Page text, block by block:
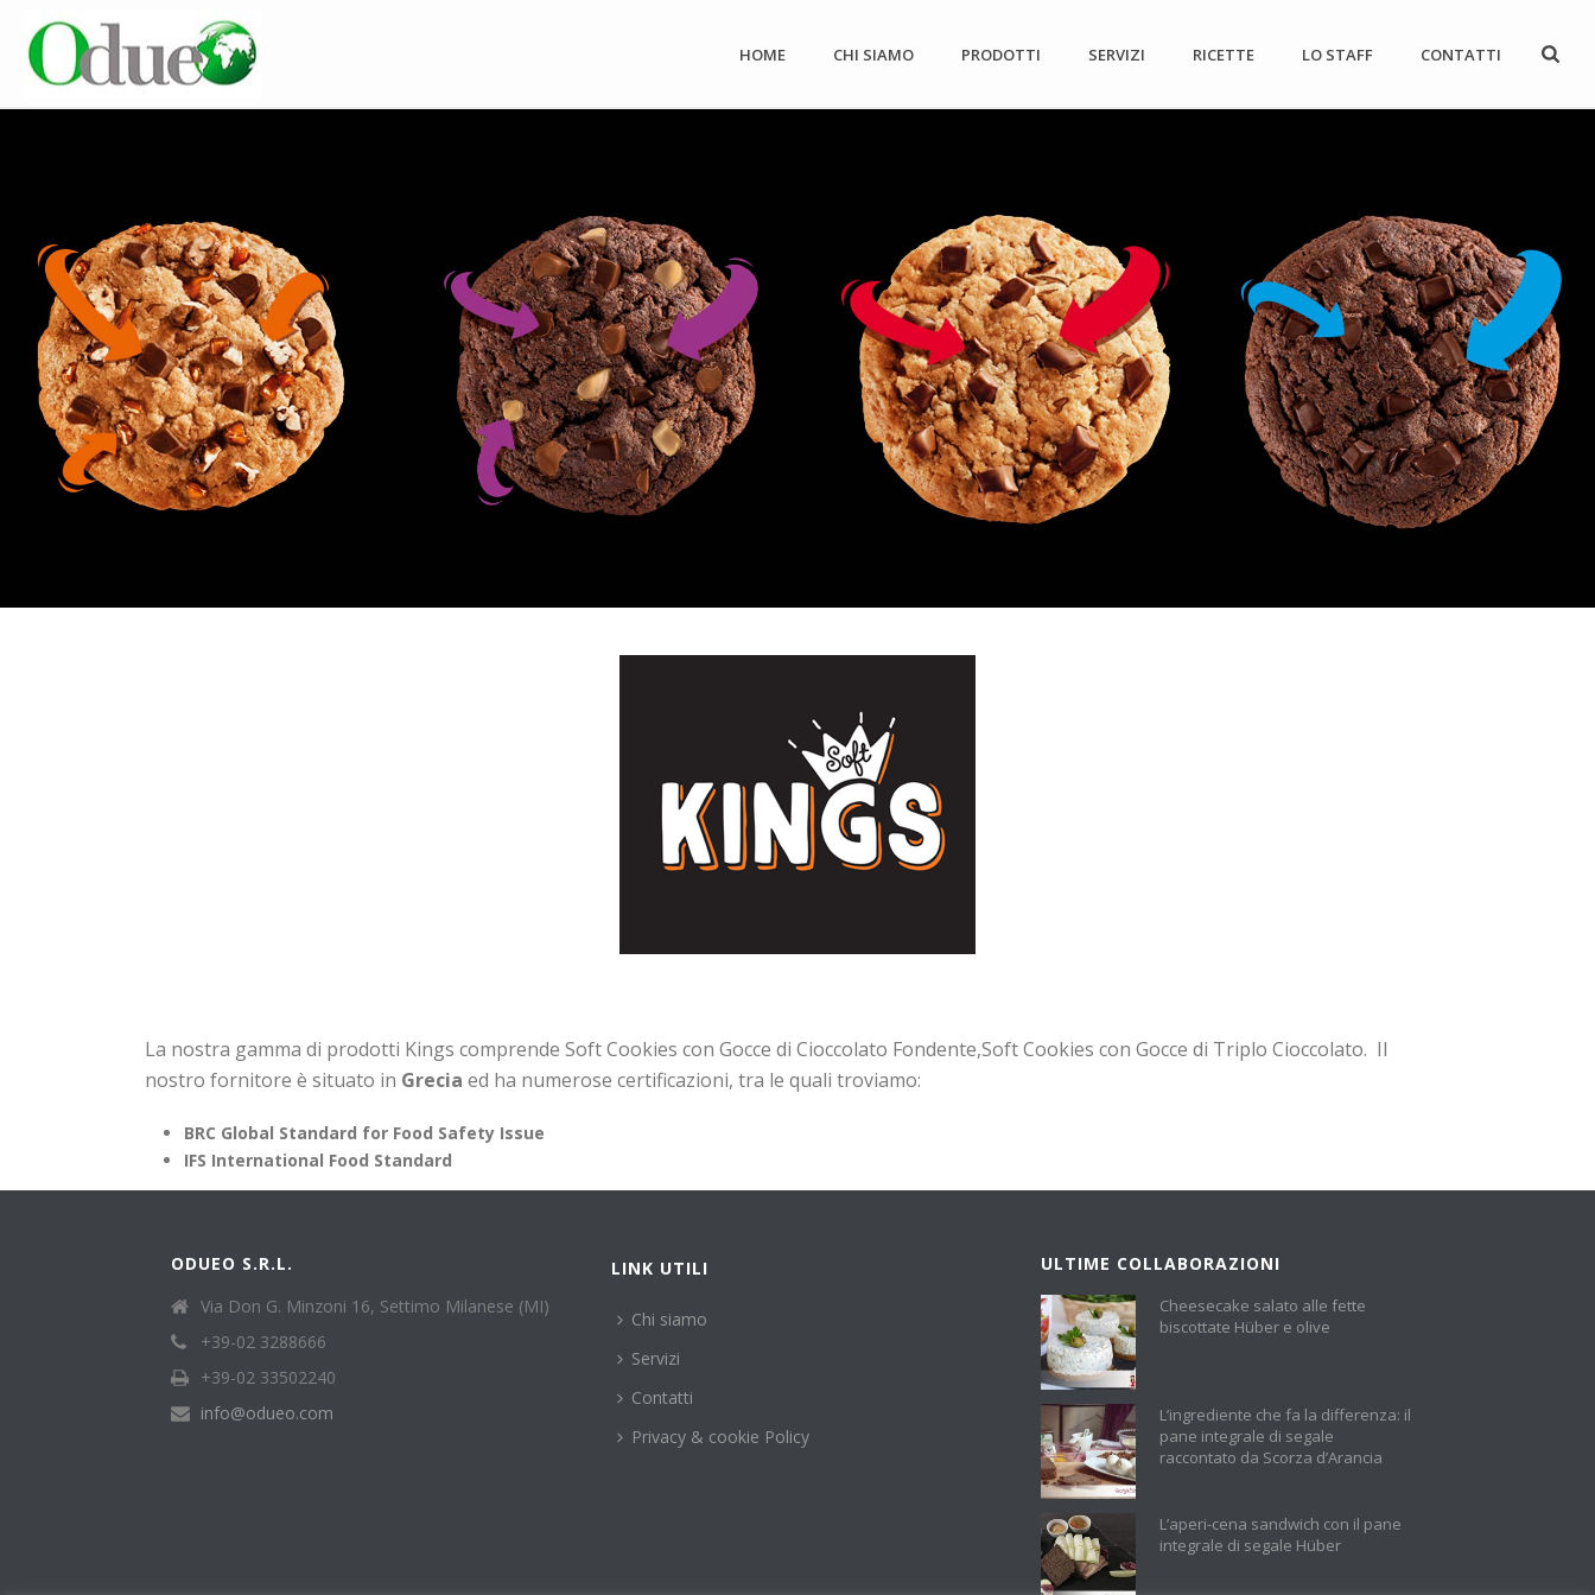
HOME CHI SIAMO PRODOTTI SERVIZI RICETTE LO STAFF CONTATTI
La nostra gamma di prodotti Kings comprende Soft Cookies con Gocce di Cioccolato Fondente,Soft Cookies con Gocce di Triplo Cioccolato. Il
nostro fornitore è situato in Grecia ed ha numerose certificazioni, tra le quali troviamo:
BRC Global Standard for Food Safety Issue
IFS International Food Standard
ODUEO S.R.L.
Via Don G. Minzoni 16, Settimo Milanese (MI)
+39-02 3288666
+39-02 33502240
info@odueo.com
LINK UTILI
Chi siamo
Servizi
Contatti
Privacy & cookie Policy
ULTIME COLLABORAZIONI
Cheesecake salato alle fette
biscottate Hüber e olive
L’ingrediente che fa la differenza: il
pane integrale di segale
raccontato da Scorza d’Arancia
L’aperi-cena sandwich con il pane
integrale di segale Hüber